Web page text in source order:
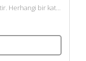
Herhangi bir katkı